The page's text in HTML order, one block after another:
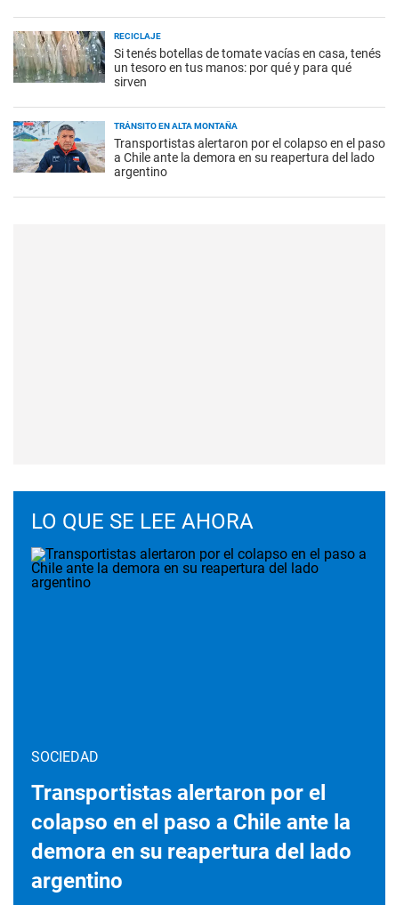
RECICLAJE
Si tenés botellas de tomate vacías en casa, tenés
un tesoro en tus manos: por qué y para qué
sirven
TRÁNSITO EN ALTA MONTAÑA
Transportistas alertaron por el colapso en el paso
a Chile ante la demora en su reapertura del lado
argentino
LO QUE SE LEE AHORA
SOCIEDAD
Transportistas alertaron por el
colapso en el paso a Chile ante la
demora en su reapertura del lado
argentino